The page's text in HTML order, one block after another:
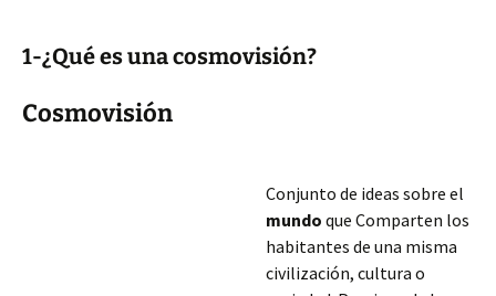
1-¿Qué es una cosmovisión?
Cosmovisión
Conjunto de ideas sobre el
mundo que Comparten los
habitantes de una misma
civilización, cultura o